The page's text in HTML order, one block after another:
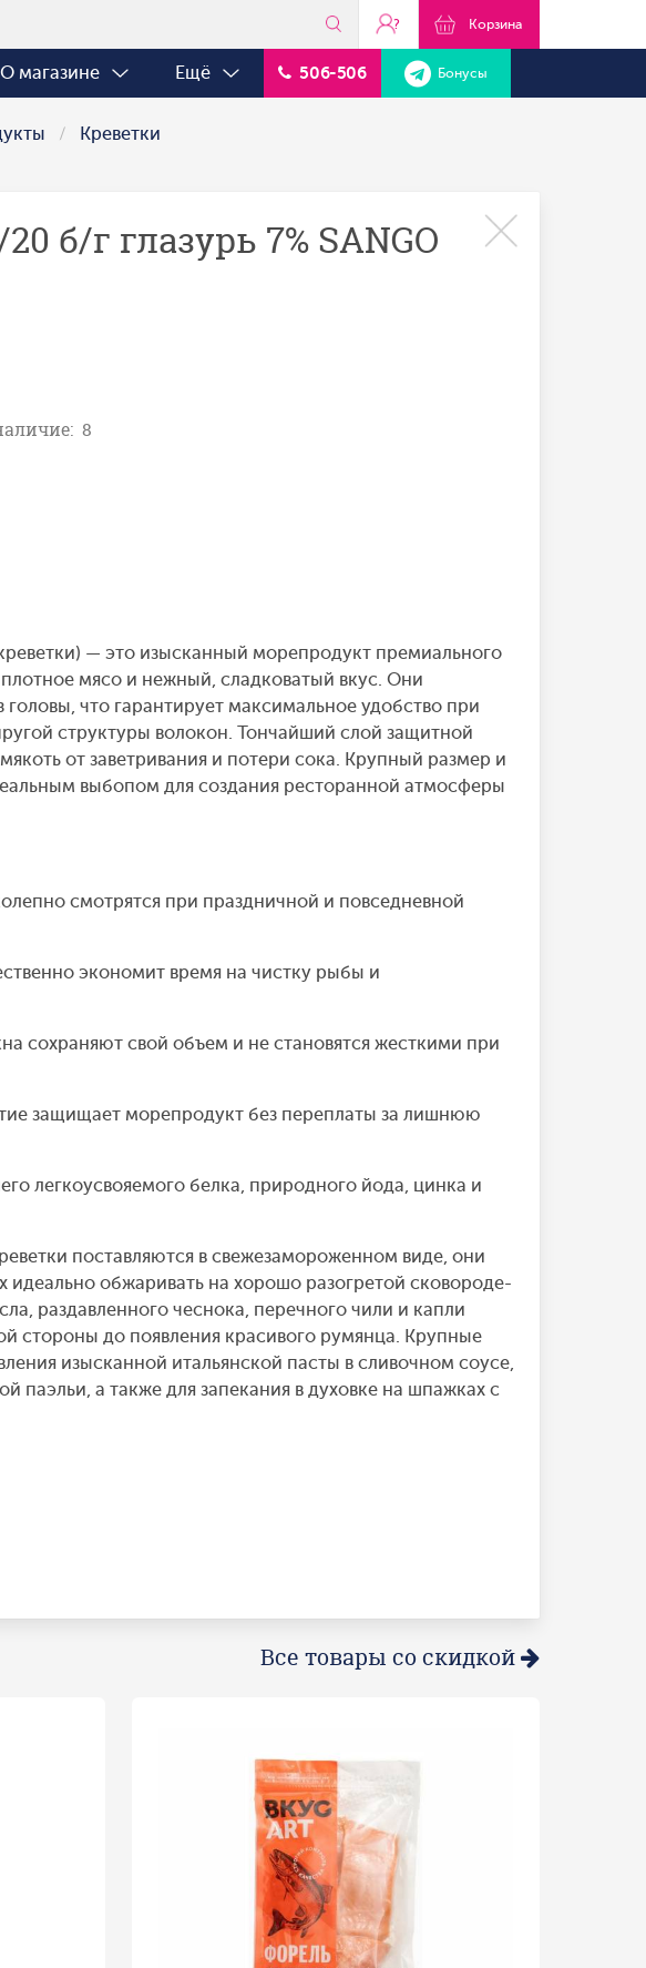
? Корзина
О магазине Ещё 506-506 Бонусы
Креветки
б/г глазурь 7% SANGO
8
— это изысканный морепродукт премиального
мясо и нежный, сладковатый вкус. Они
что гарантирует максимальное удобство при
структуры волокон. Тончайший слой защитной
от заветривания и потери сока. Крупный размер и
выбопом для создания ресторанной атмосферы
смотрятся при праздничной и повседневной
экономит время на чистку рыбы и
сохраняют свой объем и не становятся жесткими при
защищает морепродукт без переплаты за лишнюю
легкоусвояемого белка, природного йода, цинка и
поставляются в свежезамороженном виде, они
обжаривать на хорошо разогретой сковороде-
раздавленного чеснока, перечного чили и капли
стороны до появления красивого румянца. Крупные
изысканной итальянской пасты в сливочном соусе,
паэльи, а также для запекания в духовке на шпажках с
Все товары со скидкой